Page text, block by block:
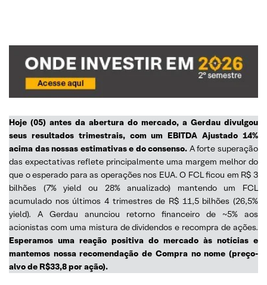
Hoje (05) antes da abertura do mercado, a Gerdau divulgou
seus resultados trimestrais, com um EBITDA Ajustado 14%
acima das nossas estimativas e do consenso. A forte superação
das expectativas reflete principalmente uma margem melhor do
que o esperado para as operações nos EUA. O FCL ficou em R$ 3
bilhões (7% yield ou 28% anualizado) mantendo um FCL
acumulado nos últimos 4 trimestres de R$ 11,5 bilhões (26,5%
yield). A Gerdau anunciou retorno financeiro de ~5% aos
acionistas com uma mistura de dividendos e recompra de ações.
Esperamos uma reação positiva do mercado às notícias e
mantemos nossa recomendação de Compra no nome (preço-
alvo de R$33,8 por ação).